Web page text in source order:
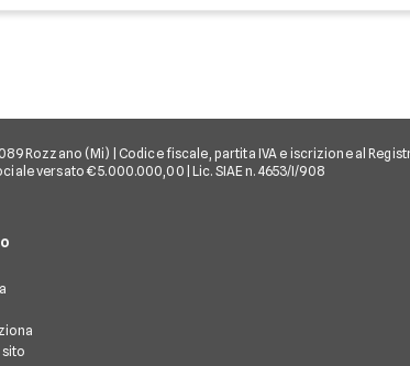
Rozzano (Mi) | Codice fiscale, partita IVA e iscrizione al
versato € 5.000.000,00 | Lic. SIAE n. 4653/I/908
sito